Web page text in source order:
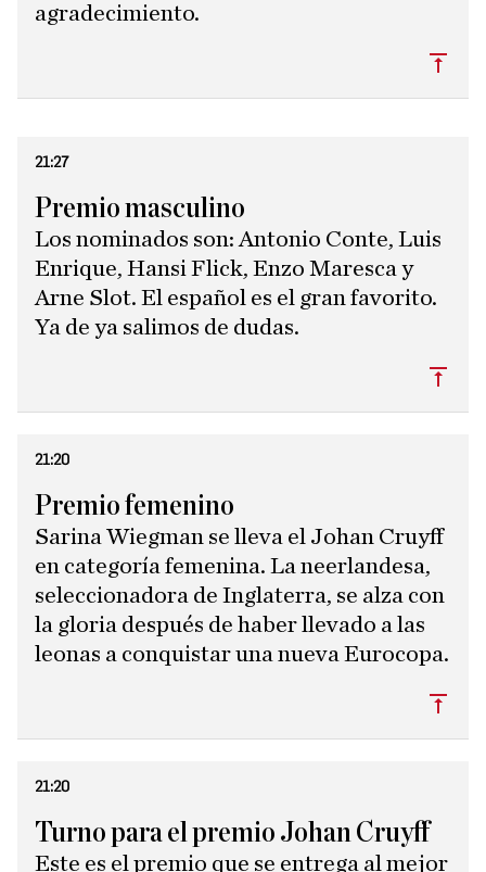
agradecimiento.
21:27
Premio masculino
Los nominados son: Antonio Conte, Luis
Enrique, Hansi Flick, Enzo Maresca y
Arne Slot. El español es el gran favorito.
Ya de ya salimos de dudas.
21:20
Premio femenino
Sarina Wiegman se lleva el Johan Cruyff
en categoría femenina. La neerlandesa,
seleccionadora de Inglaterra, se alza con
la gloria después de haber llevado a las
leonas a conquistar una nueva Eurocopa.
21:20
Turno para el premio Johan Cruyff
Este es el premio que se entrega al mejor